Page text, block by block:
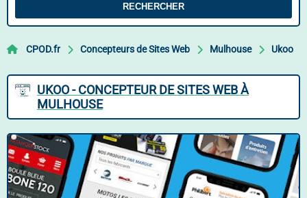
RECHERCHER
CPOD.fr Concepteurs de Sites Web Mulhouse Ukoo
UKOO - CONCEPTEUR DE SITES WEB À
MULHOUSE